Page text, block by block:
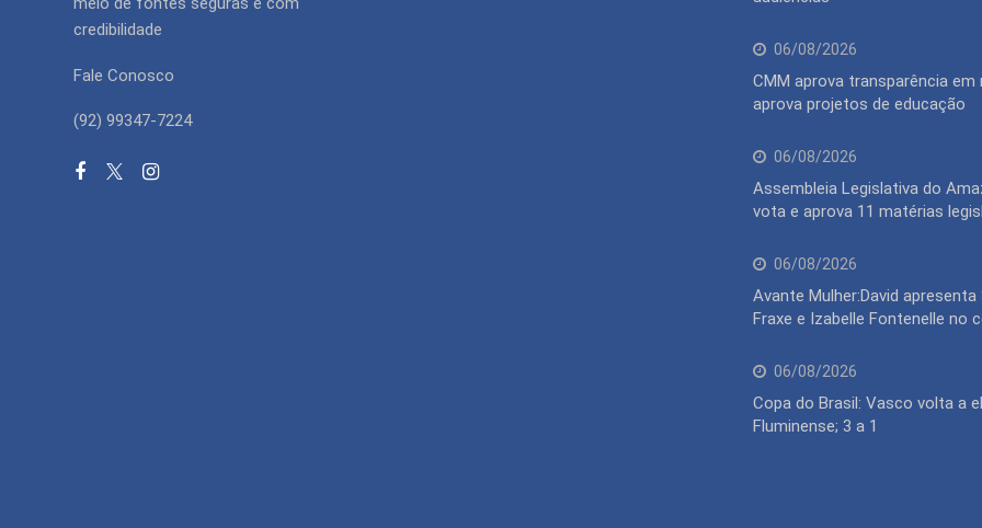
credibilidade
Fale Conosco
(92) 99347-7224
06/08/2026
CMM aprova transparência em
aprova projetos de educação
06/08/2026
Assembleia Legislativa do
vota e aprova 11 matérias
06/08/2026
Avante Mulher:David apresenta
Fraxe e Izabelle Fontenelle no
06/08/2026
Copa do Brasil: Vasco volta a
Fluminense; 3 a 1